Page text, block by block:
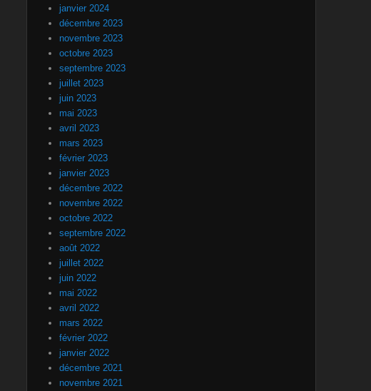
janvier 2024
décembre 2023
novembre 2023
octobre 2023
septembre 2023
juillet 2023
juin 2023
mai 2023
avril 2023
mars 2023
février 2023
janvier 2023
décembre 2022
novembre 2022
octobre 2022
septembre 2022
août 2022
juillet 2022
juin 2022
mai 2022
avril 2022
mars 2022
février 2022
janvier 2022
décembre 2021
novembre 2021